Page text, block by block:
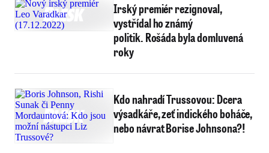
Irský premiér rezignoval,
vystřídal ho známý
politik. Rošáda byla domluvená
roky
Kdo nahradí Trussovou: Dcera
výsadkáře, zeť indického boháče,
nebo návrat Borise Johnsona?!